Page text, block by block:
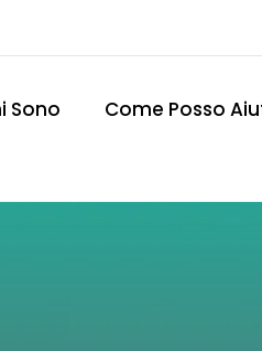
Sono Come Posso